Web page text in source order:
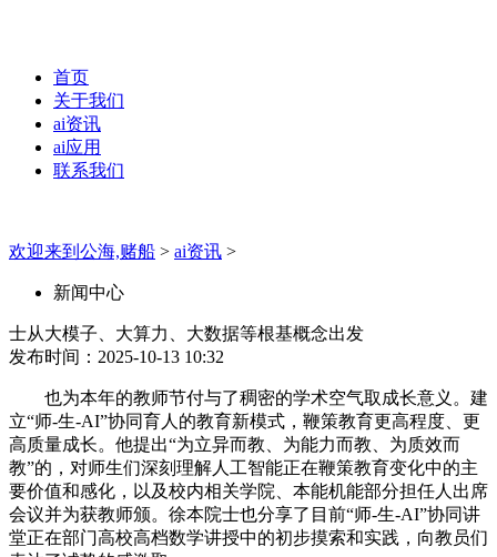
首页
关于我们
ai资讯
ai应用
联系我们
欢迎来到公海,赌船 > ai资讯 >
新闻中心
士从大模子、大算力、大数据等根基概念出发
发布时间：2025-10-13 10:32
也为本年的教师节付与了稠密的学术空气取成长意义。建
立“师-生-AI”协同育人的教育新模式，鞭策教育更高程度、更
高质量成长。他提出“为立异而教、为能力而教、为质效而
教”的，对师生们深刻理解人工智能正在鞭策教育变化中的主
要价值和感化，以及校内相关学院、本能机能部分担任人出席
会议并为获教师颁。徐本院士也分享了目前“师-生-AI”协同讲
堂正在部门高校高档数学讲授中的初步摸索和实践，向教员们